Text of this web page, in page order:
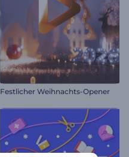
Festlicher Weihnachts-Opener